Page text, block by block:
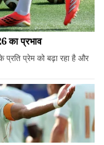
का प्रभाव
प्रेम को बढ़ा रहा है और